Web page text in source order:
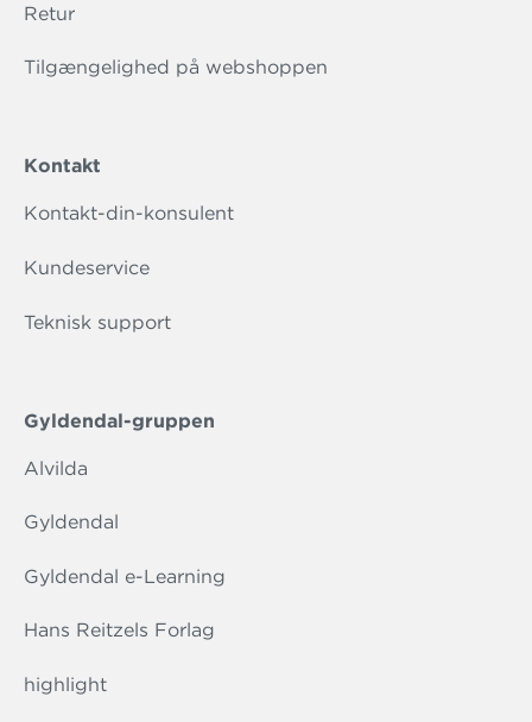
Retur
Tilgængelighed på webshoppen
Kontakt
Kontakt-din-konsulent
Kundeservice
Teknisk support
Gyldendal-gruppen
Alvilda
Gyldendal
Gyldendal e-Learning
Hans Reitzels Forlag
highlight